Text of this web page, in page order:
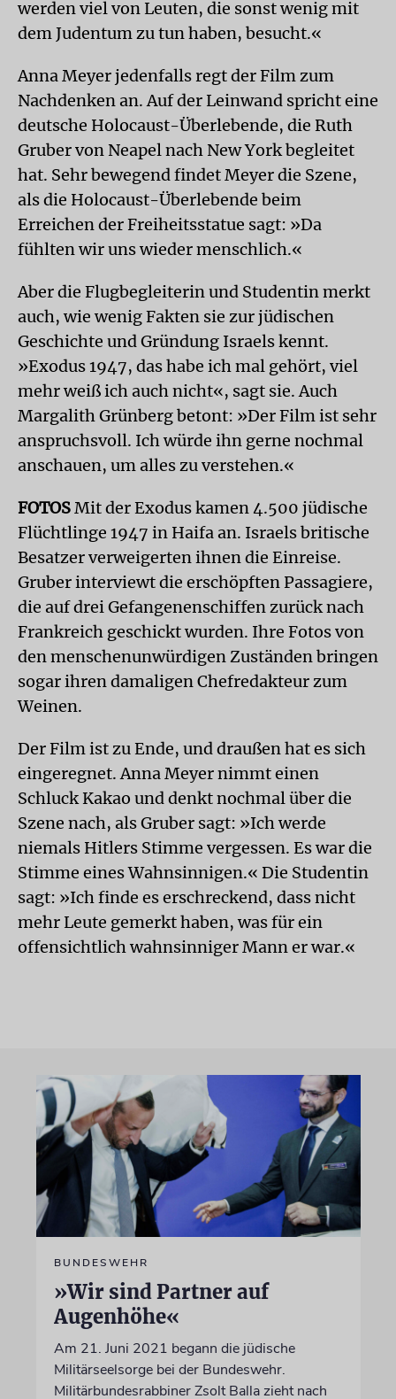
werden viel von Leuten, die sonst wenig mit
dem Judentum zu tun haben, besucht.«
Anna Meyer jedenfalls regt der Film zum
Nachdenken an. Auf der Leinwand spricht eine
deutsche Holocaust-Überlebende, die Ruth
Gruber von Neapel nach New York begleitet
hat. Sehr bewegend findet Meyer die Szene,
als die Holocaust-Überlebende beim
Erreichen der Freiheitsstatue sagt: »Da
fühlten wir uns wieder menschlich.«
Aber die Flugbegleiterin und Studentin merkt
auch, wie wenig Fakten sie zur jüdischen
Geschichte und Gründung Israels kennt.
»Exodus 1947, das habe ich mal gehört, viel
mehr weiß ich auch nicht«, sagt sie. Auch
Margalith Grünberg betont: »Der Film ist sehr
anspruchsvoll. Ich würde ihn gerne nochmal
anschauen, um alles zu verstehen.«
FOTOSMit der Exodus kamen 4.500 jüdische
Flüchtlinge 1947 in Haifa an. Israels britische
Besatzer verweigerten ihnen die Einreise.
Gruber interviewt die erschöpften Passagiere,
die auf drei Gefangenenschiffen zurück nach
Frankreich geschickt wurden. Ihre Fotos von
den menschenunwürdigen Zuständen bringen
sogar ihren damaligen Chefredakteur zum
Weinen.
Der Film ist zu Ende, und draußen hat es sich
eingeregnet. Anna Meyer nimmt einen
Schluck Kakao und denkt nochmal über die
Szene nach, als Gruber sagt: »Ich werde
niemals Hitlers Stimme vergessen. Es war die
Stimme eines Wahnsinnigen.« Die Studentin
sagt: »Ich finde es erschreckend, dass nicht
mehr Leute gemerkt haben, was für ein
offensichtlich wahnsinniger Mann er war.«
BUNDESWEHR
»Wir sind Partner auf
Augenhöhe«
Am 21. Juni 2021 begann die jüdische
Militärseelsorge bei der Bundeswehr.
Militärbundesrabbiner Zsolt Balla zieht nach